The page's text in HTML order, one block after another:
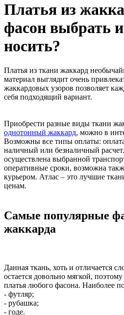
Платья из
фасон выбрать
носить?
Платья из ткани жаккард
материал выглядит очень
жаккардовых узоров позволяет
себя подходящий вариант.
Приобрести разные виды ткани
однотонный жаккард, можно в
Возможны все типы оплаты:
наличный или безналичный
осуществлена выбранной
оперативные сроки, возможна
курьером. Атлас – это лучшие
ценам.
Самые популярные
жаккарда
Данная ткань, хоть и отличается
остается довольно мягкой,
платья любого фасона. Наиболее
- футляр;
- рубашка;
- годе.